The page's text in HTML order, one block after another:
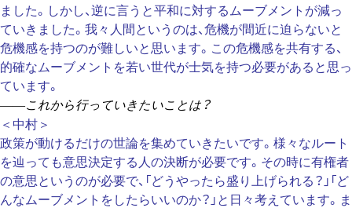
ました。しかし、逆に言うと平和に対するムーブメントが減っ
ていきました。我々人間というのは、危機が間近に迫らないと
危機感を持つのが難しいと思います。この危機感を共有する、
的確なムーブメントを若い世代が士気を持つ必要があると思っ
ています。
――これから行っていきたいことは？
＜中村＞
政策が動けるだけの世論を集めていきたいです。様々なルート
を辿っても意思決定する人の決断が必要です。その時に有権者
の意思というのが必要で、「どうやったら盛り上げられる？」「ど
んなムーブメントをしたらいいのか？」と日々考えています。ま